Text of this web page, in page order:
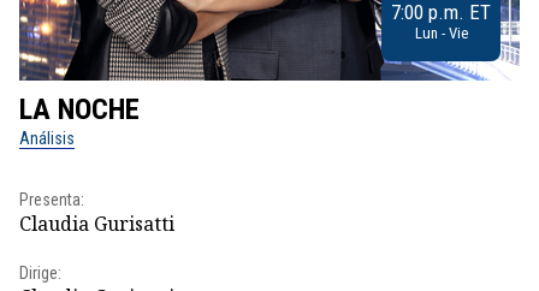
7:00 p.m. ET
Lun - Vie
LA NOCHE
Análisis
Presenta:
Claudia Gurisatti
Dirige: